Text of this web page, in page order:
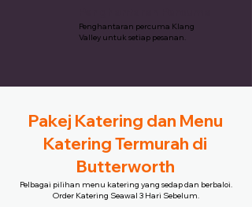
Penghantaran percuma Klang
Valley untuk setiap pesanan.
Pakej Katering dan Menu
Katering Termurah di
Butterworth
Pelbagai pilihan menu katering yang sedap dan berbaloi.
Order Katering Seawal 3 Hari Sebelum.